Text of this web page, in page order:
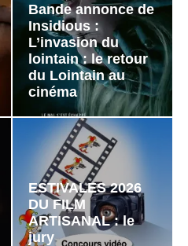
Bande annonce de
Insidious :
L’invasion du
lointain : le retour
du Lointain au
cinéma
ESTIVALES 2026
DU FILM
ARTISANAL : le
jury